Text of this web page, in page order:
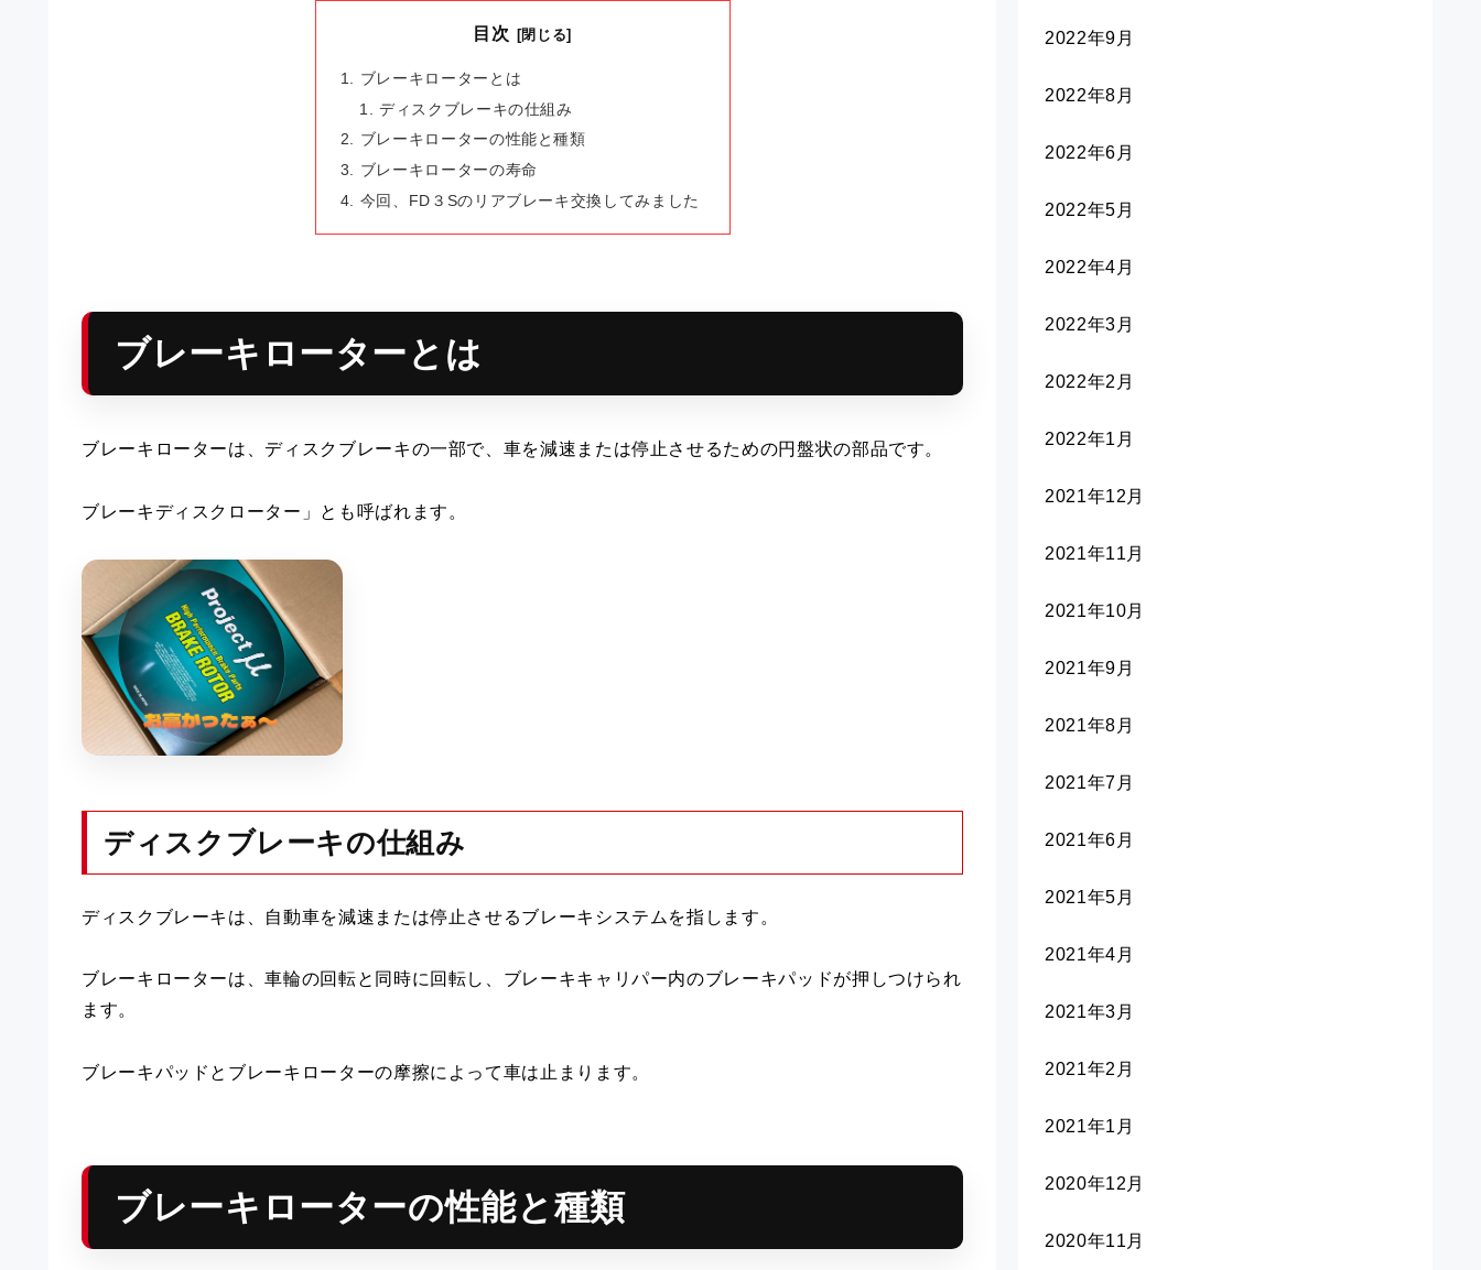
目次
ブレーキローターとは
ディスクブレーキの仕組み
ブレーキローターの性能と種類
ブレーキローターの寿命
今回、FD３Sのリアブレーキ交換してみました
ブレーキローターとは
ブレーキローターは、ディスクブレーキの一部で、車を減速または停止させるための円盤状の部品です。
ブレーキディスクローター」とも呼ばれます。
ディスクブレーキの仕組み
ディスクブレーキは、自動車を減速または停止させるブレーキシステムを指します。
ブレーキローターは、車輪の回転と同時に回転し、ブレーキキャリパー内のブレーキパッドが押しつけられ
ます。
ブレーキパッドとブレーキローターの摩擦によって車は止まります。
ブレーキローターの性能と種類
2022年9月
2022年8月
2022年6月
2022年5月
2022年4月
2022年3月
2022年2月
2022年1月
2021年12月
2021年11月
2021年10月
2021年9月
2021年8月
2021年7月
2021年6月
2021年5月
2021年4月
2021年3月
2021年2月
2021年1月
2020年12月
2020年11月